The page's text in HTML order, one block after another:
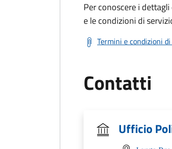
Per conoscere i
e le condizioni di
Termini e condizioni
Contatti
Ufficio